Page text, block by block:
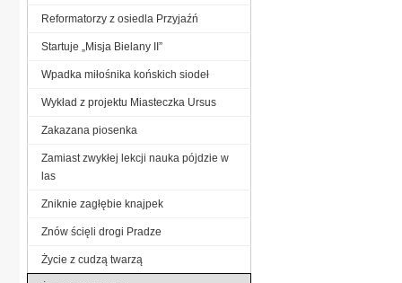
Reformatorzy z osiedla Przyjaźń
Startuje „Misja Bielany II”
Wpadka miłośnika końskich siodeł
Wykład z projektu Miasteczka Ursus
Zakazana piosenka
Zamiast zwykłej lekcji nauka pójdzie w
las
Zniknie zagłębie knajpek
Znów ścięli drogi Pradze
Życie z cudzą twarzą